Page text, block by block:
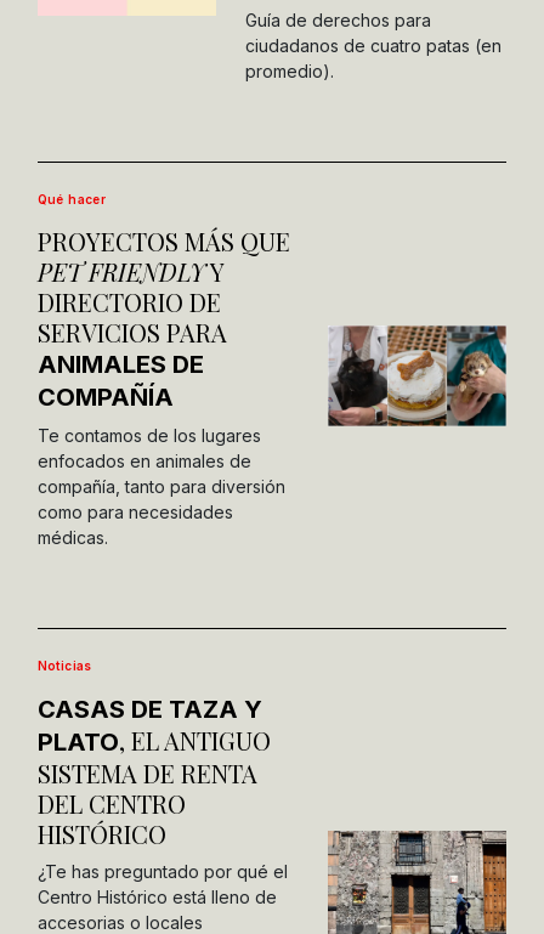
Guía de derechos para
ciudadanos de cuatro patas (en
promedio).
Qué hacer
PROYECTOS MÁS QUE
PET FRIENDLYY
DIRECTORIO DE
SERVICIOS PARA
ANIMALES DE
COMPAÑÍA
Te contamos de los lugares
enfocados en animales de
compañía, tanto para diversión
como para necesidades
médicas.
Noticias
CASAS DE TAZA Y
PLATO, EL ANTIGUO
SISTEMA DE RENTA
DEL CENTRO
HISTÓRICO
¿Te has preguntado por qué el
Centro Histórico está lleno de
accesorias o locales